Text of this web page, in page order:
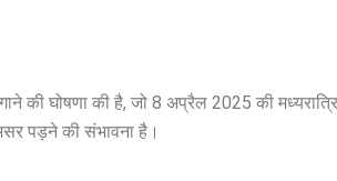
की घोषणा की है, जो 8 अप्रैल 2025 की
पड़ने की संभावना है।